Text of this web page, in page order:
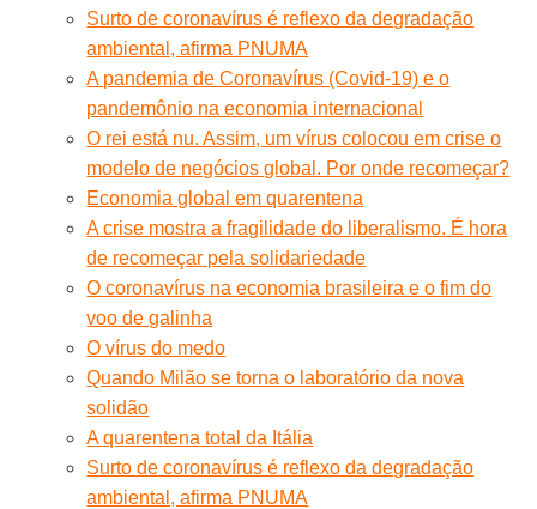
Surto de coronavírus é reflexo da degradação
ambiental, afirma PNUMA
A pandemia de Coronavírus (Covid-19) e o
pandemônio na economia internacional
O rei está nu. Assim, um vírus colocou em crise o
modelo de negócios global. Por onde recomeçar?
Economia global em quarentena
A crise mostra a fragilidade do liberalismo. É hora
de recomeçar pela solidariedade
O coronavírus na economia brasileira e o fim do
voo de galinha
O vírus do medo
Quando Milão se torna o laboratório da nova
solidão
A quarentena total da Itália
Surto de coronavírus é reflexo da degradação
ambiental, afirma PNUMA